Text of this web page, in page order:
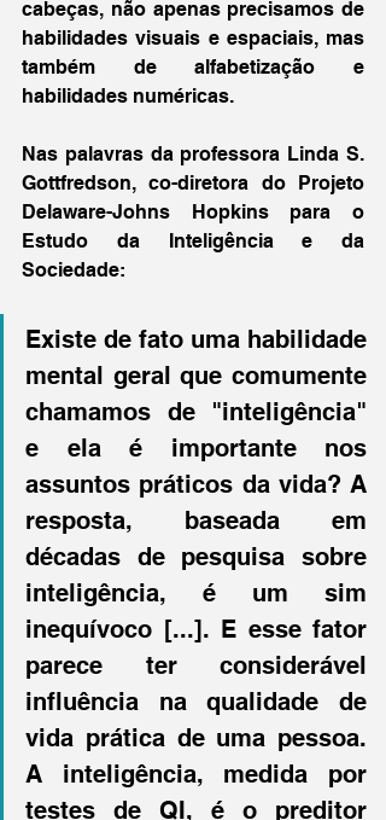
cabeças, não apenas precisamos de
habilidades visuais e espaciais, mas
também de alfabetização e
habilidades numéricas.
Nas palavras da professora Linda S.
Gottfredson, co-diretora do Projeto
Delaware-Johns Hopkins para o
Estudo da Inteligência e da
Sociedade:
Existe de fato uma habilidade
mental geral que comumente
chamamos de "inteligência"
e ela é importante nos
assuntos práticos da vida? A
resposta, baseada em
décadas de pesquisa sobre
inteligência, é um sim
inequívoco [...]. E esse fator
parece ter considerável
influência na qualidade de
vida prática de uma pessoa.
A inteligência, medida por
testes de QI, é o preditor